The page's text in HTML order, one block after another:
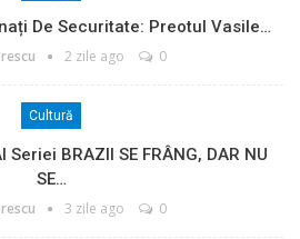
De Securitate: Preotul Vasile…
2 zile ago 0
Cultură
BRAZII SE FRÂNG, DAR NU
SE…
3 zile ago 0